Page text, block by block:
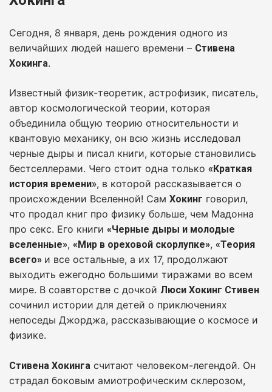
Сегодня, 8 января, день рождения одного из
величайших людей нашего времени – Стивена
Хокинга.
Известный физик-теоретик, астрофизик, писатель,
автор космологической теории, которая
объединила общую теорию относительности и
квантовую механику, он всю жизнь исследовал
черные дыры и писал книги, которые становились
бестселлерами. Чего стоит одна только «Краткая
история времени», в которой рассказывается о
происхождении Вселенной! Сам Хокинг говорил,
что продал книг про физику больше, чем Мадонна
про секс. Его книги «Черные дыры и молодые
вселенные», «Мир в ореховой скорлупке», «Теория
всего» и все остальные, а их 17, продолжают
выходить ежегодно большими тиражами во всем
мире. В соавторстве с дочкой Люси Хокинг Стивен
сочинил истории для детей о приключениях
непоседы Джорджа, рассказывающие о космосе и
физике.
Стивена Хокинга считают человеком-легендой. Он
страдал боковым амиотрофическим склерозом,